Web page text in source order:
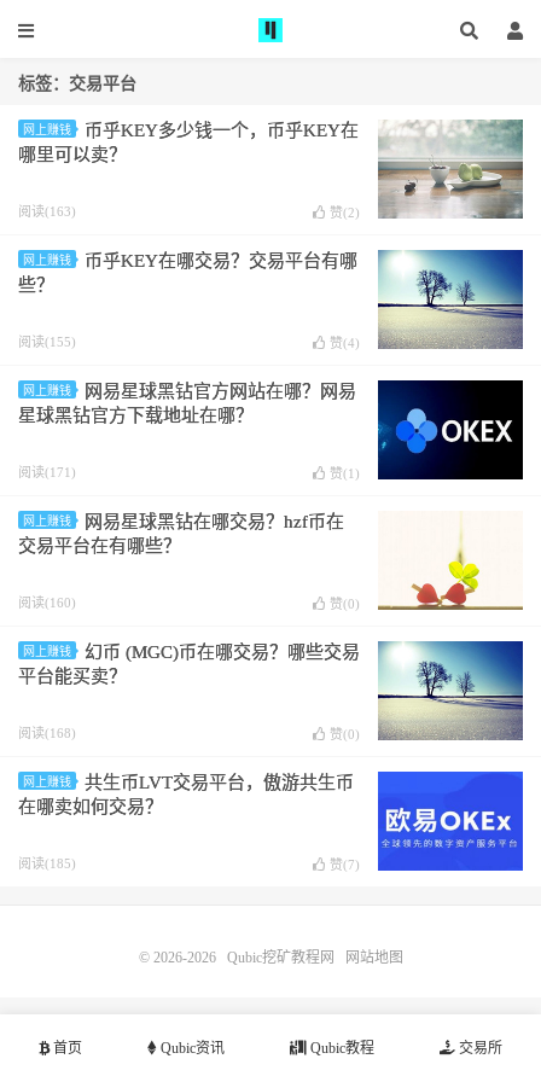
标签：交易平台
网上赚钱
币乎KEY多少钱一个，币乎KEY在
哪里可以卖？
阅读(163) 赞(2)
网上赚钱
币乎KEY在哪交易？交易平台有哪
些？
阅读(155) 赞(4)
网上赚钱
网易星球黑钻官方网站在哪？网易
星球黑钻官方下载地址在哪？
阅读(171) 赞(1 )
网上赚钱
网易星球黑钻在哪交易？hzf币在
交易平台在有哪些？
阅读(160) 赞(0)
网上赚钱
幻币 (MGC)币在哪交易？哪些交易
平台能买卖？
阅读(168) 赞(0)
网上赚钱
共生币LVT交易平台，傲游共生币
在哪卖如何交易？
阅读(185) 赞(7)
首页 Qubic资讯 Qubic教程 交易所
© 2026-2026 Qubic挖矿教程网 网站地图